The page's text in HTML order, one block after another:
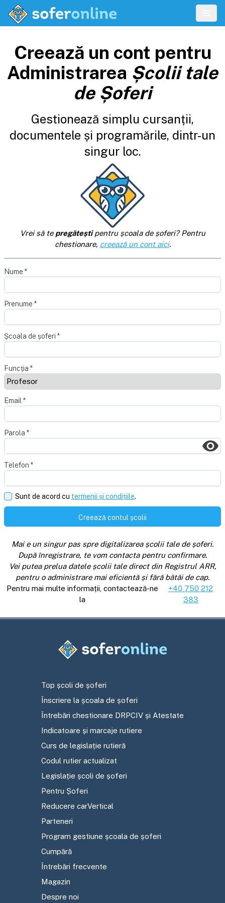
Creează un cont pentru
Administrarea Școlii tale
de Șoferi
Gestionează simplu cursanții,
documentele și programările, dintr-un
singur loc.
Vrei să te pregăteștipentru școala de șoferi? Pentru
chestionare, creează un cont aici.
Nume *
Prenume *
Școala de șoferi *
Funcția *
Email *
Parola *
Telefon *
Sunt de acord cu termenii și condițiile.
Creează contul școlii
Mai e un singur pas spre digitalizarea școlii tale de șoferi.
După înregistrare, te vom contacta pentru confirmare.
Vei putea prelua datele școlii tale direct din Registrul ARR,
pentru o administrare mai eficientă și fără bătăi de cap.
Pentru mai multe informații, contactează-ne
la
+40 750 212
383
Top școli de șoferi
Înscriere la școala de șoferi
Întrebări chestionare DRPCIV și Atestate
Indicatoare și marcaje rutiere
Curs de legislație rutieră
Codul rutier actualizat
Legislație școli de șoferi
Pentru Șoferi
Reducere carVertical
Parteneri
Program gestiune școala de șoferi
Cumpără
Întrebări frecvente
Magazin
Despre noi